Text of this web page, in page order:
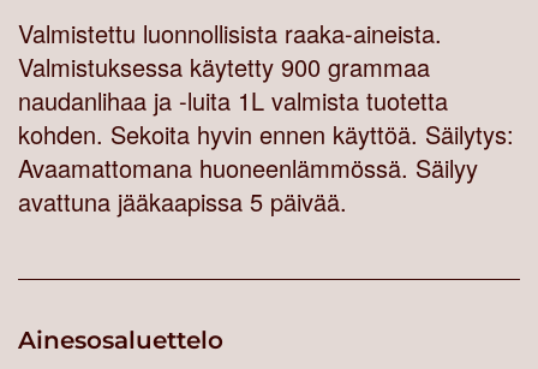
Valmistettu luonnollisista raaka-aineista.
Valmistuksessa käytetty 900 grammaa
naudanlihaa ja -luita 1L valmista tuotetta
kohden. Sekoita hyvin ennen käyttöä. Säilytys:
Avaamattomana huoneenlämmössä. Säilyy
avattuna jääkaapissa 5 päivää.
Ainesosaluettelo